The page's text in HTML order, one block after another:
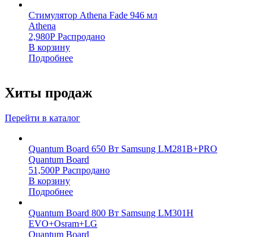
Стимулятор Athena Fade 946 мл
Athena
2,980Р Распродано
В корзину
Подробнее
Хиты продаж
Перейти в каталог
Quantum Board 650 Вт Samsung LM281B+PRO
Quantum Board
51,500Р Распродано
В корзину
Подробнее
Quantum Board 800 Вт Samsung LM301H
EVO+Osram+LG
Quantum Board